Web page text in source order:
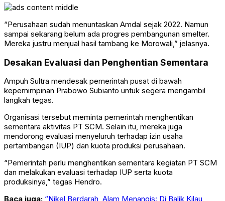
“Perusahaan sudah menuntaskan Amdal sejak 2022. Namun
sampai sekarang belum ada progres pembangunan smelter.
Mereka justru menjual hasil tambang ke Morowali,” jelasnya.
Desakan Evaluasi dan Penghentian Sementara
Ampuh Sultra mendesak pemerintah pusat di bawah
kepemimpinan Prabowo Subianto untuk segera mengambil
langkah tegas.
Organisasi tersebut meminta pemerintah menghentikan
sementara aktivitas PT SCM. Selain itu, mereka juga
mendorong evaluasi menyeluruh terhadap izin usaha
pertambangan (IUP) dan kuota produksi perusahaan.
“Pemerintah perlu menghentikan sementara kegiatan PT SCM
dan melakukan evaluasi terhadap IUP serta kuota
produksinya,” tegas Hendro.
Baca juga: “Nikel Berdarah, Alam Menangis: Di Balik Kilau